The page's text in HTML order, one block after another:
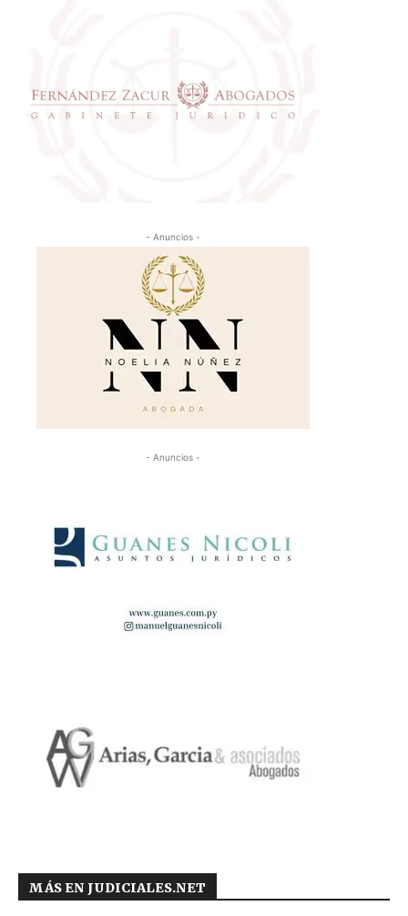
- Anuncios -
- Anuncios -
MÁS EN JUDICIALES.NET